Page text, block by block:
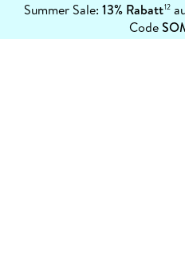
Summer Sale: 13% Rabatt12
Code
erfahren